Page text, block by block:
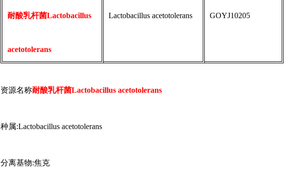
耐酸乳杆菌Lactobacillus
acetotolerans
Lactobacillus acetotolerans GOYJ10205
资源名称耐酸乳杆菌Lactobacillus acetotolerans
种属:Lactobacillus acetotolerans
分离基物:焦克